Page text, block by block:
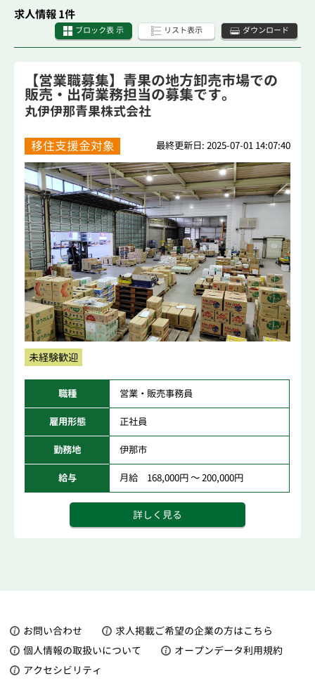
求人情報 1件
ブロック表 示 リスト表示 ダウンロード
【営業職募集】青果の地方卸売市場での
販売・出荷業務担当の募集です。
丸伊伊那青果株式会社
移住支援金対象 最終更新日: 2025-07-01 14:07:40
未経験歓迎
職種 営業・販売事務員
雇用形態 正社員
勤務地 伊那市
給与 月給 168,000円 ～ 200,000円
詳しく見る
お問い合わせ
求人掲載ご希望の企業の方はこちら
個人情報の取扱いについて
オープンデータ利用規約
アクセシビリティ